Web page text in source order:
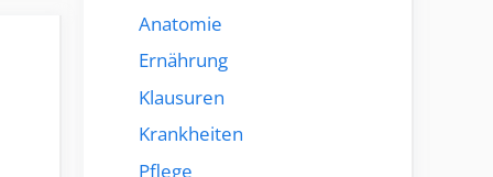
Anatomie
Ernährung
Klausuren
Krankheiten
Pflege